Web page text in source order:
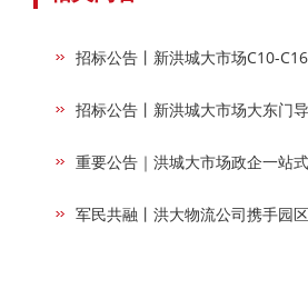
招标公告丨新洪城大市场C10-
招标公告丨新洪城大市场大东门
重要公告｜洪城大市场政企一站
军民共融丨洪大物流公司携手园